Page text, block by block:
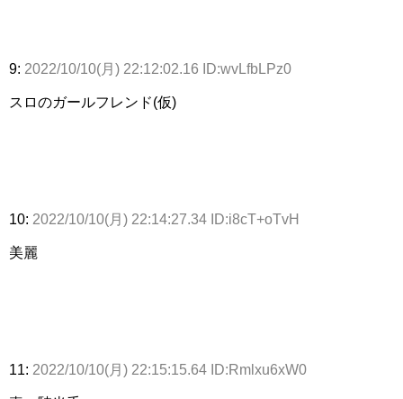
9: 2022/10/10(月) 22:12:02.16 ID:wvLfbLPz0
スロのガールフレンド(仮)
10: 2022/10/10(月) 22:14:27.34 ID:i8cT+oTvH
美麗
11: 2022/10/10(月) 22:15:15.64 ID:Rmlxu6xW0